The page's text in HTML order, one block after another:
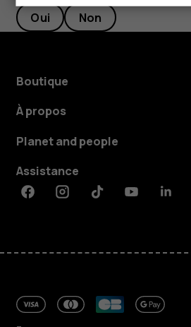
Oui Non
Boutique
À propos
Planet and people
Assistance
FacebookInstagramTiktokYoutube